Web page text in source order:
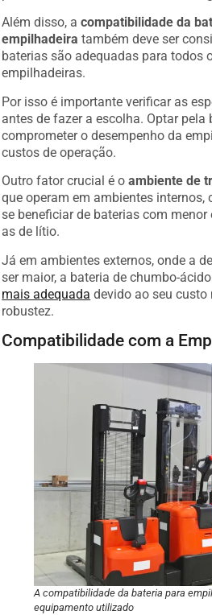
Além disso, acompatibilidade da
empilhadeira também deve ser
baterias são adequadas para todos
empilhadeiras.
Por isso é importante verificar as
antes de fazer a escolha. Optar pela
comprometer o desempenho da
custos de operação.
Outro fator crucial é oambiente de
que operam em ambientes internos,
se beneficiar de baterias com
as de lítio.
Já em ambientes externos, onde a
ser maior, a bateria de chumbo-
mais adequada devido ao seu custo
robustez.
Compatibilidade com a
A compatibilidade da bateria para
equipamento utilizado